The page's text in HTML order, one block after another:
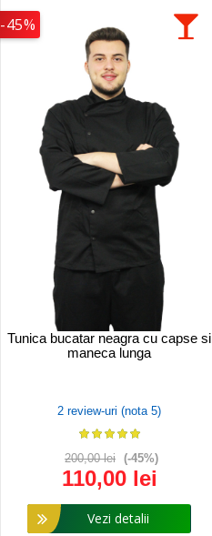
-45%
Tunica bucatar neagra cu capse si
maneca lunga
2 review-uri (nota 5)
200,00 lei (-45%)
110,00 lei
Vezi detalii